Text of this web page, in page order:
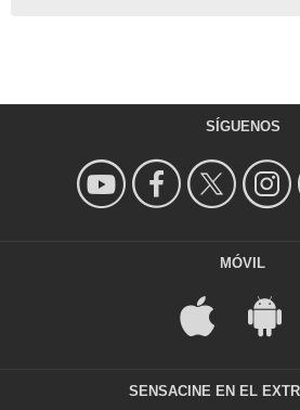
SÍGUENOS
MÓVIL
SENSACINE EN EL